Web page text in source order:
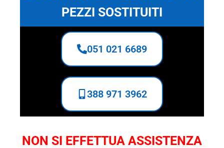
PEZZI SOSTITUITI
051 021 6689
388 971 3962
NON SI EFFETTUA ASSISTENZA